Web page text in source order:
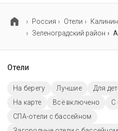
Россия Отели
Зеленоградский район
Отели
На берегу Лучшие Для
На карте
Всё включено
C
СПА-отели с бассейном